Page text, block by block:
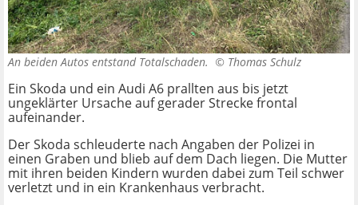
An beiden Autos entstand Totalschaden. © Thomas Schulz
Ein Skoda und ein Audi A6 prallten aus bis jetzt
ungeklärter Ursache auf gerader Strecke frontal
aufeinander.
Der Skoda schleuderte nach Angaben der Polizei in
einen Graben und blieb auf dem Dach liegen. Die Mutter
mit ihren beiden Kindern wurden dabei zum Teil schwer
verletzt und in ein Krankenhaus verbracht.